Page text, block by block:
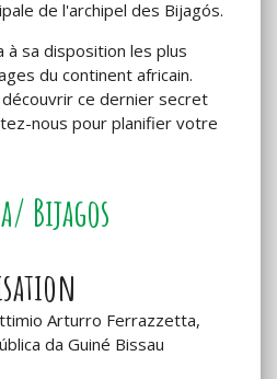
de l'archipel des Bijagós.
sa disposition les plus
du continent africain.
ce dernier secret
nous pour planifier votre
Bijagos
Arturro Ferrazzetta,
da Guiné Bissau